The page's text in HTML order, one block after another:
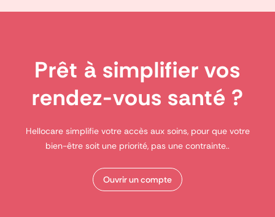
Prêt à simplifier vos
rendez-vous santé ?
Hellocare simplifie votre accès aux soins, pour que votre
bien-être soit une priorité, pas une contrainte..
Ouvrir un compte